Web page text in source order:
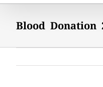
Blood Donation